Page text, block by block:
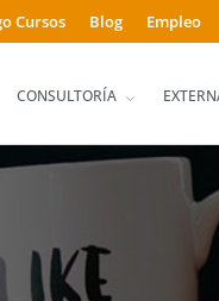
Cursos Blog Empleo
CONSULTORÍA